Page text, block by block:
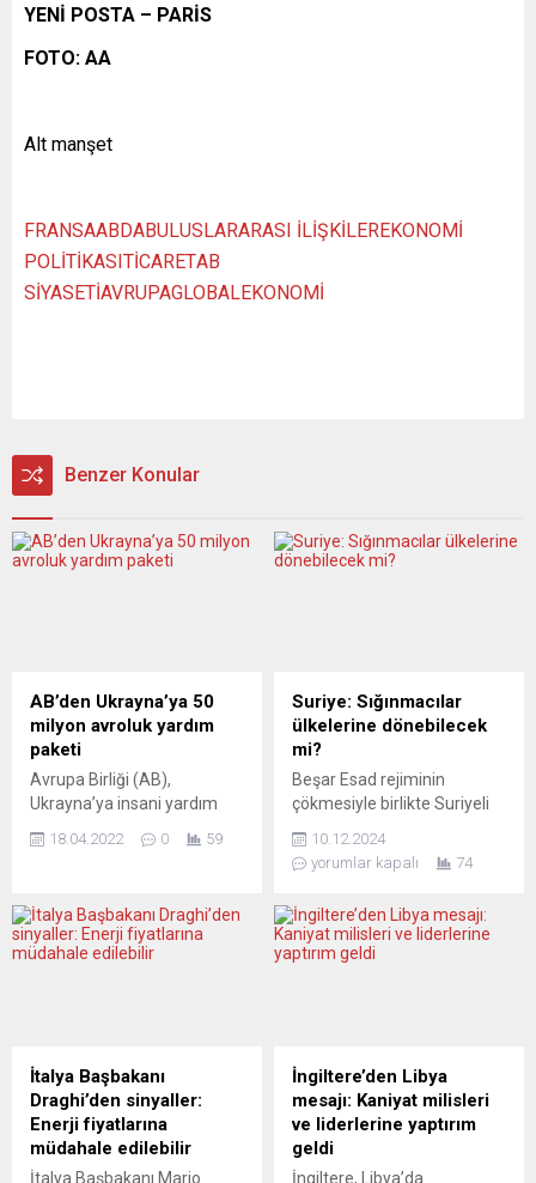
YENİ POSTA – PARİS
FOTO: AA
Alt manşet
FRANSAABDABULUSLARARASI İLİŞKİLEREKONOMİ
POLİTİKASITİCARETAB
SİYASETİAVRUPAGLOBALEKONOMİ
Benzer Konular
AB’den Ukrayna’ya 50
milyon avroluk yardım
paketi
Avrupa Birliği (AB),
Ukrayna’ya insani yardım
harcayacağını duyurdu.
çatışmaların ve füze
saldırılarının kritik önemdeki
verildi. Öngörülen miktarın
45 milyon avrosunun
Ukrayna’daki insani
projelere tahsis edildiği, geri
18.04.2022 0 59
Suriye: Sığınmacılar
ülkelerine dönebilecek
mi?
Beşar Esad rejiminin
çökmesiyle birlikte Suriyeli
meselesi yeniden
tartışılmaya başlandı. 2011
nedeniyle milyonlarca
Suriyeli yerlerinden edilmiş,
sığınmacıların ülkelerine
dönüp dönemeyeceği
sorusuna yanıt arıyor. “Bu
Fırsat Kaçırılmamalı”
Avusturya’nın Salzburger
10.12.2024
yorumlar kapalı
74
İtalya Başbakanı
Draghi’den sinyaller:
Enerji fiyatlarına
müdahale edilebilir
İtalya Başbakanı Mario
İngiltere’den Libya
mesajı: Kaniyat milisleri
ve liderlerine yaptırım
geldi
İngiltere, Libya’da